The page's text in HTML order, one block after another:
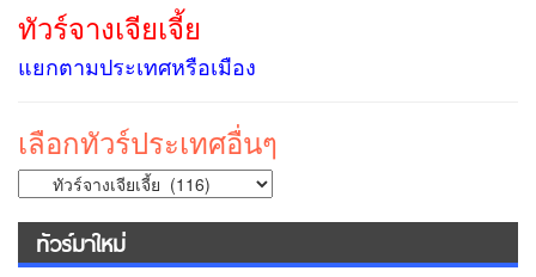
ทัวร์จางเจียเจี้ย
แยกตามประเทศหรือเมือง
เลือกทัวร์ประเทศอื่นๆ
ทัวร์มาใหม่